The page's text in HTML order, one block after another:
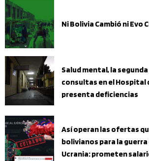
Ni Bolivia Cambió ni Evo
Salud mental, la
consultas en el Hospital
presenta deficiencias
Así operan las ofertas
bolivianos para la
Ucrania: prometen